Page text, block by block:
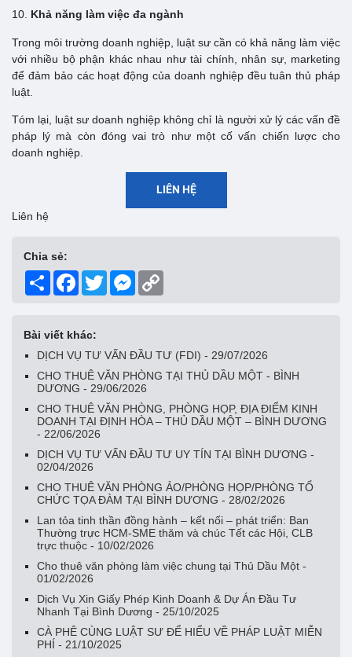
10. Khả năng làm việc đa ngành
Trong môi trường doanh nghiệp, luật sư cần có khả năng làm việc
với nhiều bộ phận khác nhau như tài chính, nhân sự, marketing
để đảm bảo các hoạt động của doanh nghiệp đều tuân thủ pháp
luật.
Tóm lại, luật sư doanh nghiệp không chỉ là người xử lý các vấn đề
pháp lý mà còn đóng vai trò như một cố vấn chiến lược cho
doanh nghiệp.
LIÊN HỆ
Liên hệ
Chia sẻ:
Share Facebook
Twitter Messenger
Bài viết khác:
DỊCH VỤ TƯ VẤN ĐẦU TƯ (FDI) - 29/07/2026
CHO THUÊ VĂN PHÒNG TẠI THỦ DẦU MỘT - BÌNH
DƯƠNG - 29/06/2026
CHO THUÊ VĂN PHÒNG, PHÒNG HỌP, ĐỊA ĐIỂM KINH
DOANH TẠI ĐỊNH HÒA – THỦ DẦU MỘT – BÌNH DƯƠNG
- 22/06/2026
DỊCH VỤ TƯ VẤN ĐẦU TƯ UY TÍN TẠI BÌNH DƯƠNG -
02/04/2026
CHO THUÊ VĂN PHÒNG ẢO/PHÒNG HỌP/PHÒNG TỔ
CHỨC TỌA ĐÀM TẠI BÌNH DƯƠNG - 28/02/2026
Lan tỏa tinh thần đồng hành – kết nối – phát triển: Ban
Thường trực HCM-SME thăm và chúc Tết các Hội, CLB
trực thuộc - 10/02/2026
Cho thuê văn phòng làm việc chung tại Thủ Dầu Một -
01/02/2026
Dịch Vụ Xin Giấy Phép Kinh Doanh & Dự Án Đầu Tư
Nhanh Tại Bình Dương - 25/10/2025
CÀ PHÊ CÙNG LUẬT SƯ ĐỂ HIỂU VỀ PHÁP LUẬT MIỄN
PHÍ - 21/10/2025